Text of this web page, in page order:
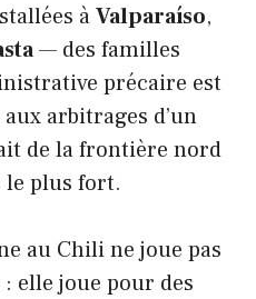
àValparaíso,
— des familles
précaire est
arbitrages d’un
de la frontière nord
le plus fort.
au Chili ne joue pas
elle joue pour des